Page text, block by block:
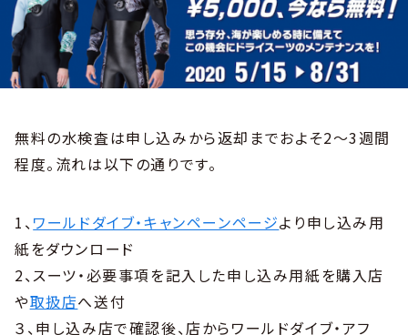
無料の水検査は申し込みから返却までおよそ2〜3週間
程度。流れは以下の通りです。
1、 ワールドダイブ・キャンペーンページより申し込み用
紙をダウンロード
2、スーツ・必要事項を記入した申し込み用紙を購入店
や取扱店へ送付
３、申し込み店で確認後、店からワールドダイブ・アフ